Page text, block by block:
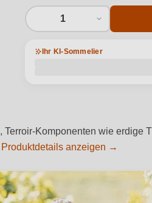
1
Ihr KI-Sommelier
Komponenten wie erdige
Produktdetails anzeigen →